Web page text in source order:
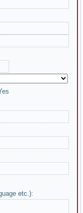
etc.):